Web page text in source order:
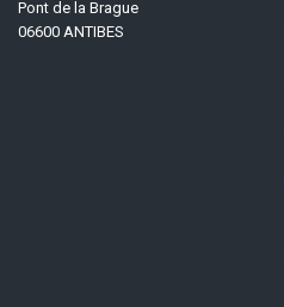
Pont de la Brague
06600 ANTIBES